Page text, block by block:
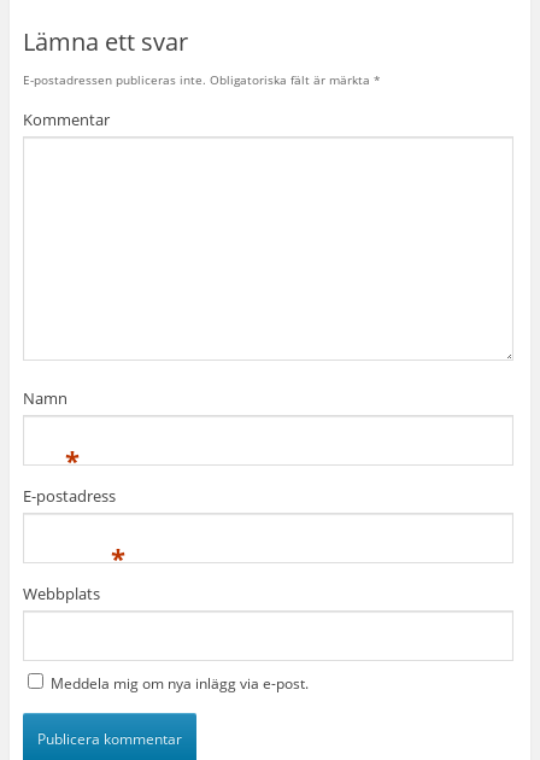
Lämna ett svar
E-postadressen publiceras inte. Obligatoriska fält är märkta *
Kommentar
Namn
*
E-postadress
*
Webbplats
Meddela mig om nya inlägg via e-post.